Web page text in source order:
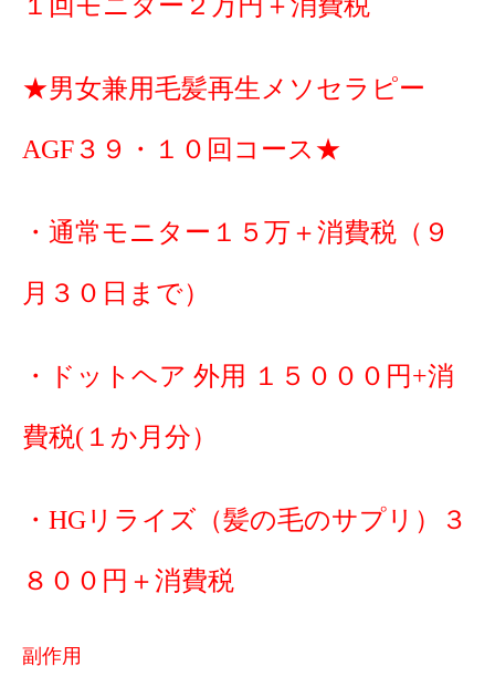
１回モニター２万円＋消費税
★男女兼用毛髪再生メソセラピー
AGF３９・１０回コース★
・通常モニター１５万＋消費税（９
月３０日まで）
・ドットヘア 外用 １５０００円+消
費税(１か月分）
・HGリライズ（髪の毛のサプリ）３
８００円＋消費税
副作用